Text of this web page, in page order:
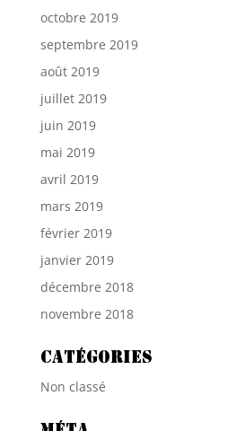
octobre 2019
septembre 2019
août 2019
juillet 2019
juin 2019
mai 2019
avril 2019
mars 2019
février 2019
janvier 2019
décembre 2018
novembre 2018
Catégories
Non classé